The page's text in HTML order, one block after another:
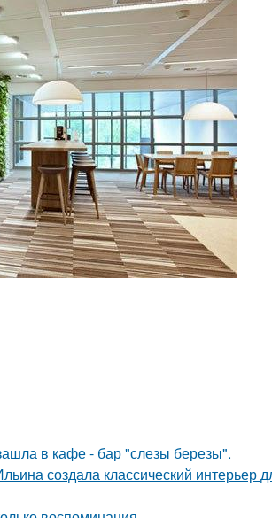
в кафе - бар "слезы березы".
создала классический интерьер